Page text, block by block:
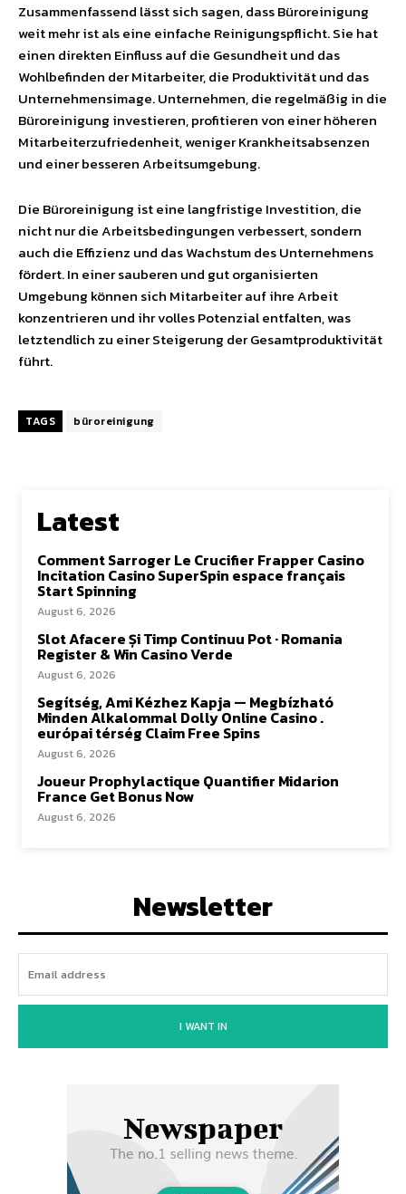
Zusammenfassend lässt sich sagen, dass Büroreinigung
weit mehr ist als eine einfache Reinigungspflicht. Sie hat
einen direkten Einfluss auf die Gesundheit und das
Wohlbefinden der Mitarbeiter, die Produktivität und das
Unternehmensimage. Unternehmen, die regelmäßig in die
Büroreinigung investieren, profitieren von einer höheren
Mitarbeiterzufriedenheit, weniger Krankheitsabsenzen
und einer besseren Arbeitsumgebung.
Die Büroreinigung ist eine langfristige Investition, die
nicht nur die Arbeitsbedingungen verbessert, sondern
auch die Effizienz und das Wachstum des Unternehmens
fördert. In einer sauberen und gut organisierten
Umgebung können sich Mitarbeiter auf ihre Arbeit
konzentrieren und ihr volles Potenzial entfalten, was
letztendlich zu einer Steigerung der Gesamtproduktivität
führt.
TAGS büroreinigung
Latest
Comment Sarroger Le Crucifier Frapper Casino
Incitation Casino SuperSpin espace français
Start Spinning
August 6, 2026
Slot Afacere Și Timp Continuu Pot · Romania
Register & Win Casino Verde
August 6, 2026
Segítség, Ami Kézhez Kapja — Megbízható
Minden Alkalommal Dolly Online Casino .
európai térség Claim Free Spins
August 6, 2026
Joueur Prophylactique Quantifier Midarion
France Get Bonus Now
August 6, 2026
Newsletter
I WANT IN